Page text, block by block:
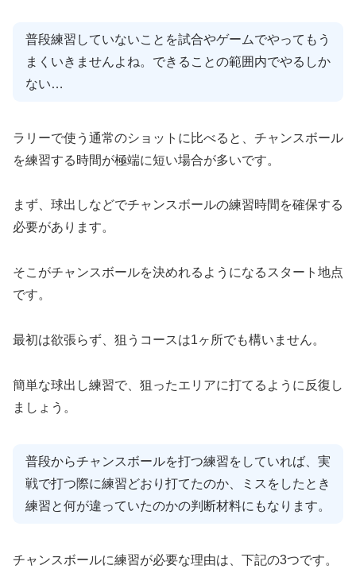
普段練習していないことを試合やゲームでやってもう
まくいきませんよね。できることの範囲内でやるしか
ない…
ラリーで使う通常のショットに比べると、チャンスボール
を練習する時間が極端に短い場合が多いです。
まず、球出しなどでチャンスボールの練習時間を確保する
必要があります。
そこがチャンスボールを決めれるようになるスタート地点
です。
最初は欲張らず、狙うコースは1ヶ所でも構いません。
簡単な球出し練習で、狙ったエリアに打てるように反復し
ましょう。
普段からチャンスボールを打つ練習をしていれば、実
戦で打つ際に練習どおり打てたのか、ミスをしたとき
練習と何が違っていたのかの判断材料にもなります。
チャンスボールに練習が必要な理由は、下記の3つです。